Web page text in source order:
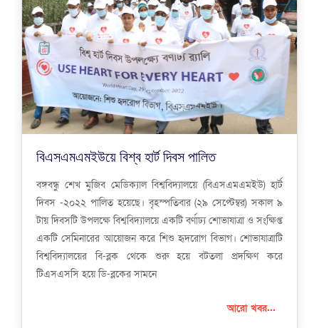
বিএসএমএমইউয়ে বিশ্ব হার্ট দিবস পালিত
বঙ্গবন্ধু শেখ মুজিব মেডিক্যাল বিশ্ববিদ্যালয়ে (বিএসএমএমইউ) হার্ট
দিবস -২০২২ পালিত হয়েছে। বৃহস্পতিবার (২৯ সেপ্টেম্বর) সকাল ৯
টায় দিবসটি উপলক্ষে বিশ্ববিদ্যালয়ে একটি বর্ণাঢ্য শোভাযাত্রা ও সংক্ষিপ্ত
একটি সেমিনারের আয়োজন করে শিশু হৃদরোগ বিভাগ। শোভাযাত্রাটি
বিশ্ববিদ্যালয়ের বি-ব্লক থেকে শুরু হয়ে বটতলা প্রদক্ষিণ করে
টিএসএসসি হয়ে ডি-ব্লকের সামনে
আরো খবর...